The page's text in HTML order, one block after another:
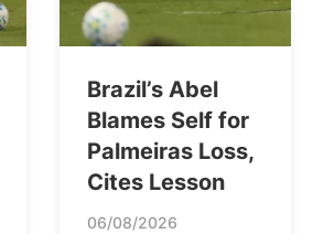
Brazil’s Abel
Blames Self for
Palmeiras Loss,
Cites Lesson
06/08/2026